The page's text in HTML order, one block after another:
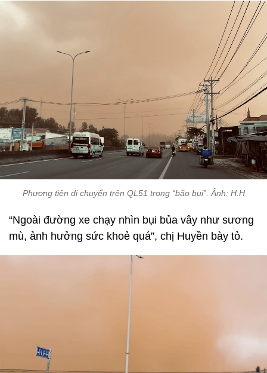
Phương tiện di chuyển trên QL51 trong “bão bụi”. Ảnh: H.H
“Ngoài đường xe chạy nhìn bụi bủa vây như sương
mù, ảnh hưởng sức khoẻ quá”, chị Huyền bày tỏ.